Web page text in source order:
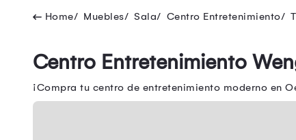
Muebles Sala Centro Entretenimiento
Centro Entretenimiento
¡Compra tu centro de entretenimiento moderno en